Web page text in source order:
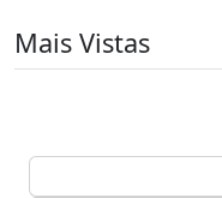
Mais Vistas